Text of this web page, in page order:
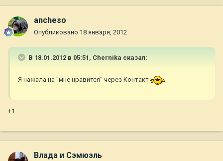
ancheso
Опубликовано 18 января, 2012
В 18.01.2012 в 05:51, Chernika сказал:
Я нажала на "мне нравится" через Контакт
+1
Влада и Сэмюэль